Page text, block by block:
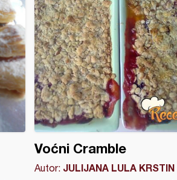
Voćni Cramble
Autor: JULIJANA LULA KRSTIN